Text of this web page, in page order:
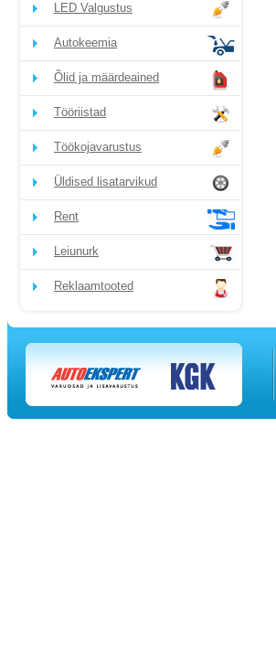
LED Valgustus
Autokeemia
Õlid ja määrdeained
Tööriistad
Töökojavarustus
Üldised lisatarvikud
Rent
Leiunurk
Reklaamtooted